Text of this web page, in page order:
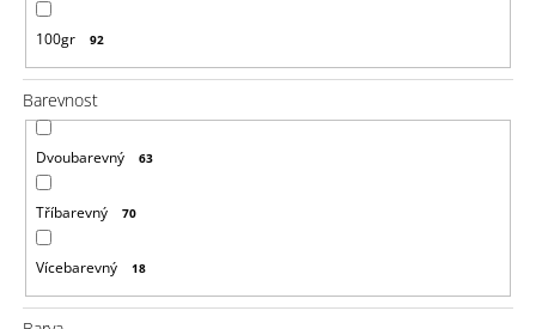
100gr 92
Barevnost
Dvoubarevný 63
Tříbarevný 70
Vícebarevný 18